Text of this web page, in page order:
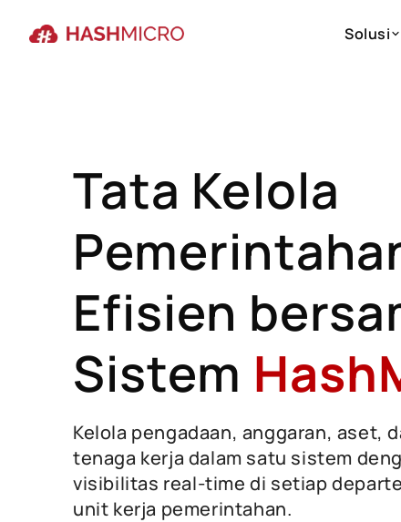
Solusi
Tata Kelola
Efisien
Sistem
Kelola pengadaan, anggaran, aset,
tenaga kerja dalam satu sistem
visibilitas real-time di setiap
unit kerja pemerintahan.